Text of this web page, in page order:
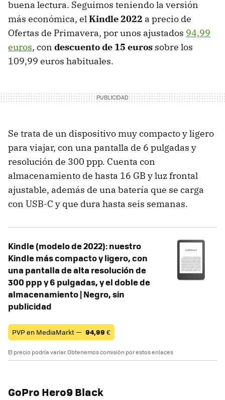
buena lectura. Seguimos teniendo la versión
más económica, elKindle 2022 a precio de
Ofertas de Primavera, por unos ajustados 94,99
euros, con descuento de 15 euros sobre los
109,99 euros habituales.
Se trata de un dispositivo muy compacto y ligero
para viajar, con una pantalla de 6 pulgadas y
resolución de 300 ppp. Cuenta con
almacenamiento de hasta 16 GB y luz frontal
ajustable, además de una batería que se carga
con USB-C y que dura hasta seis semanas.
Kindle (modelo de 2022): nuestro
Kindle más compacto y ligero, con
una pantalla de alta resolución de
300 ppp y 6 pulgadas, y el doble de
almacenamiento | Negro, sin
publicidad
PVP en MediaMarkt — 94,99 €
El precio podría variar. Obtenemos comisión por estos enlaces
GoPro Hero9 Black